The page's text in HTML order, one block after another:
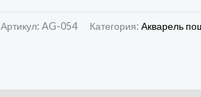
Артикул: AG-054 Категория: Акварель